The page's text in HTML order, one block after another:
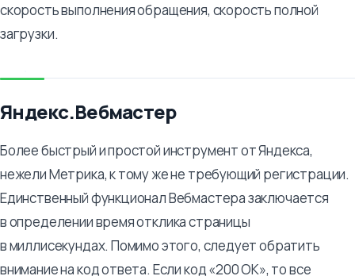
скорость выполнения обращения, скорость полной
загрузки.
Яндекс.Вебмастер
Более быстрый и простой инструмент от Яндекса,
нежели Метрика, к тому же не требующий регистрации.
Единственный функционал Вебмастера заключается
в определении время отклика страницы
в миллисекундах. Помимо этого, следует обратить
внимание на код ответа. Если код «200 ОК», то все